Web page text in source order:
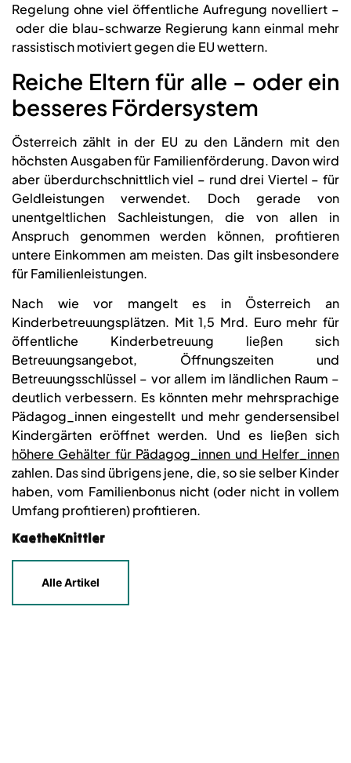
Regelung ohne viel öffentliche Aufregung novelliert –
oder die blau-schwarze Regierung kann einmal mehr
rassistisch motiviert gegen die EU wettern.
Reiche Eltern für alle – oder ein
besseres Fördersystem
Österreich zählt in der EU zu den Ländern mit den
höchsten Ausgaben für Familienförderung. Davon wird
aber überdurchschnittlich viel – rund drei Viertel – für
Geldleistungen verwendet. Doch gerade von
unentgeltlichen Sachleistungen, die von allen in
Anspruch genommen werden können, profitieren
untere Einkommen am meisten. Das gilt insbesondere
für Familienleistungen.
Nach wie vor mangelt es in Österreich an
Kinderbetreuungsplätzen. Mit 1,5 Mrd. Euro mehr für
öffentliche Kinderbetreuung ließen sich
Betreuungsangebot, Öffnungszeiten und
Betreuungsschlüssel – vor allem im ländlichen Raum –
deutlich verbessern. Es könnten mehr mehrsprachige
Pädagog_innen eingestellt und mehr gendersensibel
Kindergärten eröffnet werden. Und es ließen sich
höhere Gehälter für Pädagog_innen und Helfer_innen
zahlen. Das sind übrigens jene, die, so sie selber Kinder
haben, vom Familienbonus nicht (oder nicht in vollem
Umfang profitieren) profitieren.
KaetheKnittler
Alle Artikel